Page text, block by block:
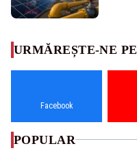
URMĂREȘTE-NE PE
Facebook
POPULAR